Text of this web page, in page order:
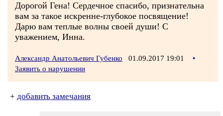
Дорогой Гена! Сердечное спасибо, признательна
вам за такое искренне-глубокое посвящение!
Дарю вам теплые волны своей души! С
уважением, Инна.
Александр Анатольевич Губенко 01.09.2017 19:01
•
Заявить о нарушении
+ добавить замечания